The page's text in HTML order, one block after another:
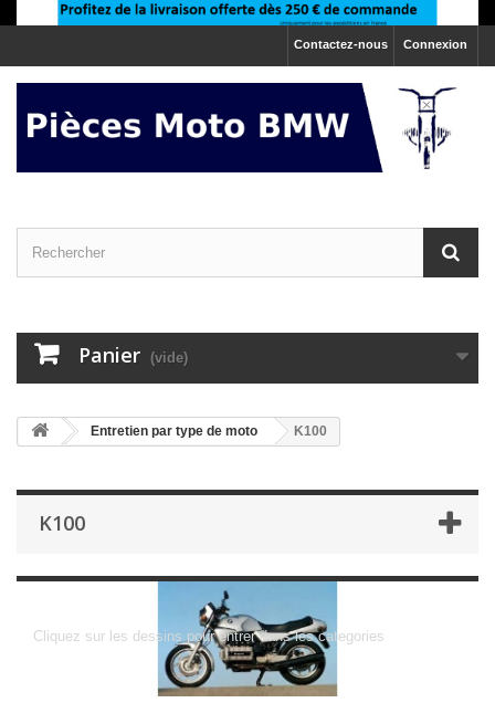
Connexion
Contactez-nous
Panier (vide)
>Entretien par type de moto K100
K100
Cliquez sur les dessins pour entrer dans les categories